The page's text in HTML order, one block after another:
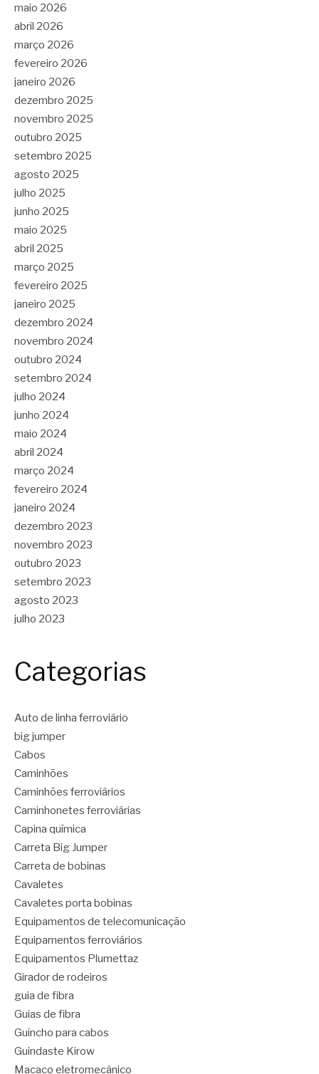
maio 2026
abril 2026
março 2026
fevereiro 2026
janeiro 2026
dezembro 2025
novembro 2025
outubro 2025
setembro 2025
agosto 2025
julho 2025
junho 2025
maio 2025
abril 2025
março 2025
fevereiro 2025
janeiro 2025
dezembro 2024
novembro 2024
outubro 2024
setembro 2024
julho 2024
junho 2024
maio 2024
abril 2024
março 2024
fevereiro 2024
janeiro 2024
dezembro 2023
novembro 2023
outubro 2023
setembro 2023
agosto 2023
julho 2023
Categorias
Auto de linha ferroviário
big jumper
Cabos
Caminhões
Caminhões ferroviários
Caminhonetes ferroviárias
Capina química
Carreta Big Jumper
Carreta de bobinas
Cavaletes
Cavaletes porta bobinas
Equipamentos de telecomunicação
Equipamentos ferroviários
Equipamentos Plumettaz
Girador de rodeiros
guia de fibra
Guias de fibra
Guincho para cabos
Guindaste Kirow
Macaco eletromecânico